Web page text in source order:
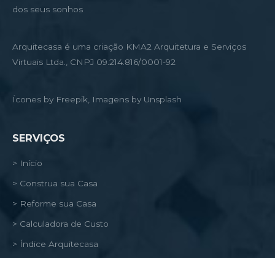
dos seus sonhos
Arquitecasa é uma criação KMA2 Arquitetura e Serviços
Virtuais Ltda., CNPJ 09.214.816/0001-92
Ícones by Freepik, Imagens by Unsplash
SERVIÇOS
> Início
> Construa sua Casa
> Reforme sua Casa
> Calculadora de Custo
> Índice Arquitecasa